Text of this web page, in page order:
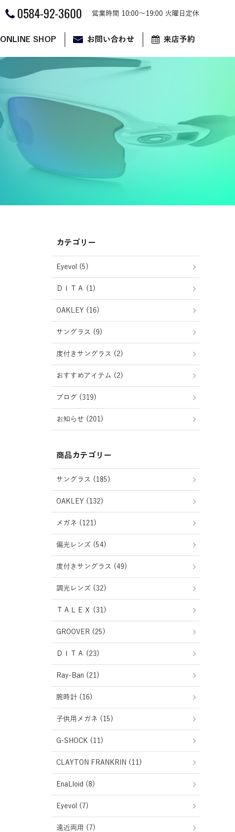
0584-92-3600 営業時間 10:00～19:00 火曜日定休
ONLINE SHOP お問い合わせ 来店予約
カテゴリー
Eyevol (5)
ＤＩＴＡ (1)
OAKLEY (16)
サングラス (9)
度付きサングラス (2)
おすすめアイテム (2)
ブログ (319)
お知らせ (201)
商品カテゴリー
サングラス (185)
OAKLEY (132)
メガネ (121)
偏光レンズ (54)
度付きサングラス (49)
調光レンズ (32)
ＴＡＬＥＸ (31)
GROOVER (25)
ＤＩＴＡ (23)
Ray-Ban (21)
腕時計 (16)
子供用メガネ (15)
G-SHOCK (11)
CLAYTON FRANKRIN (11)
EnaLloid (8)
Eyevol (7)
遠近両用 (7)